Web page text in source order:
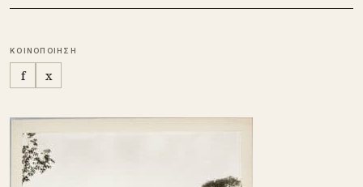
ΚΟΙΝΟΠΟΙΗΣΗ
f x